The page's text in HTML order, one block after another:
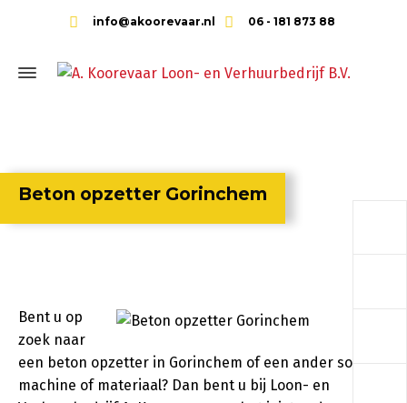
info@akoorevaar.nl 06 - 181 873 88
Beton opzetter Gorinchem
Bent u op
zoek naar
een beton opzetter in Gorinchem of een ander soort
machine of materiaal? Dan bent u bij Loon- en